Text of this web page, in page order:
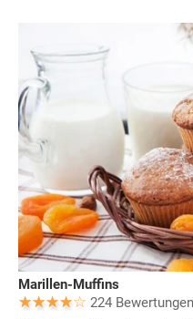
Marillen-Muffins
224 Bewertungen